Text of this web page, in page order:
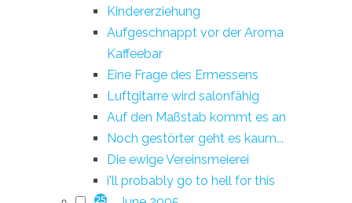
Kindererziehung
Aufgeschnappt vor der Aroma
Kaffeebar
Eine Frage des Ermessens
Luftgitarre wird salonfähig
Auf den Maßstab kommt es an
Noch gestörter geht es kaum...
Die ewige Vereinsmeierei
i'll probably go to hell for this
25